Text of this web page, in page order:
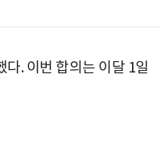
. 이번 합의는 이달 1일